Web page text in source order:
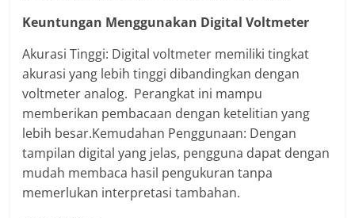
Keuntungan Menggunakan Digital Voltmeter
Akurasi Tinggi: Digital voltmeter memiliki tingkat
akurasi yang lebih tinggi dibandingkan dengan
voltmeter analog. Perangkat ini mampu
memberikan pembacaan dengan ketelitian yang
lebih besar.Kemudahan Penggunaan: Dengan
tampilan digital yang jelas, pengguna dapat dengan
mudah membaca hasil pengukuran tanpa
memerlukan interpretasi tambahan.